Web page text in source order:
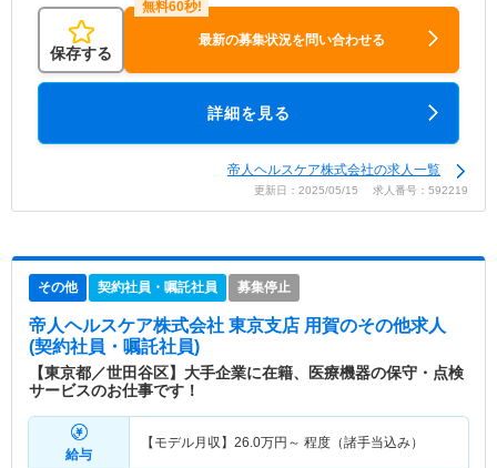
保存する
最新の募集状況を問い合わせる
詳細を見る
帝人ヘルスケア株式会社の求人一覧
更新日：2025/05/15 求人番号：592219
その他 契約社員・嘱託社員 募集停止
帝人ヘルスケア株式会社 東京支店 用賀のその他求人
(契約社員・嘱託社員)
【東京都／世田谷区】大手企業に在籍、医療機器の保守・点検
サービスのお仕事です！
給与
【モデル月収】 26.0万円～ 程度（諸手当込み）